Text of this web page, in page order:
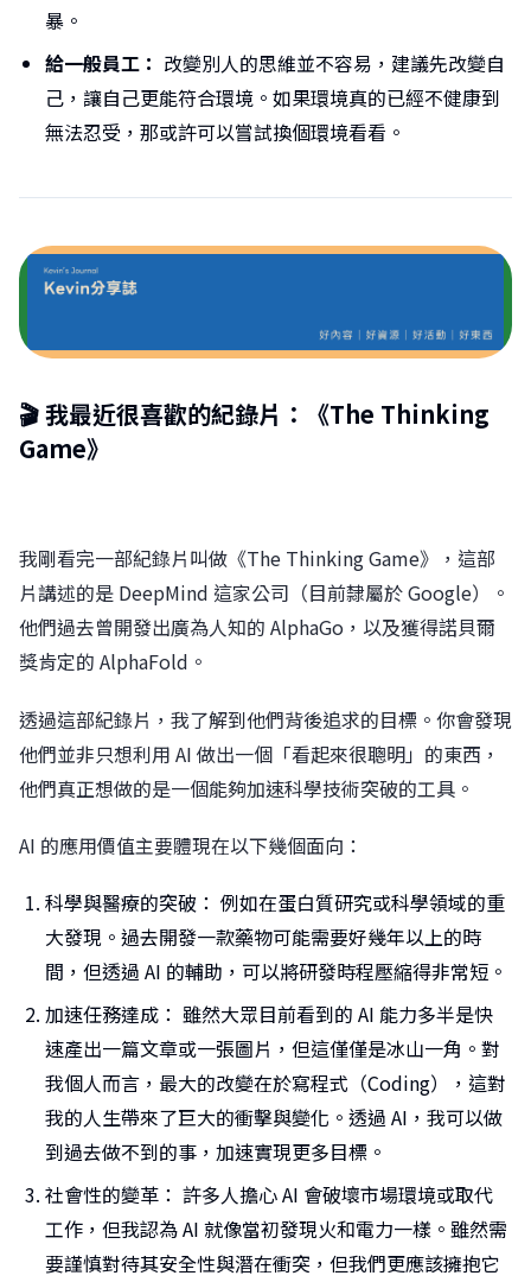
暴。
給一般員工： 改變別人的思維並不容易，建議先改變自
己，讓自己更能符合環境。如果環境真的已經不健康到
無法忍受，那或許可以嘗試換個環境看看。
🎬 我最近很喜歡的紀錄片：《The Thinking
Game》
我剛看完一部紀錄片叫做《The Thinking Game》，這部
片講述的是 DeepMind 這家公司（目前隸屬於 Google）。
他們過去曾開發出廣為人知的 AlphaGo，以及獲得諾貝爾
獎肯定的 AlphaFold。
透過這部紀錄片，我了解到他們背後追求的目標。你會發現
他們並非只想利用 AI 做出一個「看起來很聰明」的東西，
他們真正想做的是一個能夠加速科學技術突破的工具。
AI 的應用價值主要體現在以下幾個面向：
科學與醫療的突破： 例如在蛋白質研究或科學領域的重
大發現。過去開發一款藥物可能需要好幾年以上的時
間，但透過 AI 的輔助，可以將研發時程壓縮得非常短。
加速任務達成： 雖然大眾目前看到的 AI 能力多半是快
速產出一篇文章或一張圖片，但這僅僅是冰山一角。對
我個人而言，最大的改變在於寫程式（Coding），這對
我的人生帶來了巨大的衝擊與變化。透過 AI，我可以做
到過去做不到的事，加速實現更多目標。
社會性的變革： 許多人擔心 AI 會破壞市場環境或取代
工作，但我認為 AI 就像當初發現火和電力一樣。雖然需
要謹慎對待其安全性與潛在衝突，但我們更應該擁抱它